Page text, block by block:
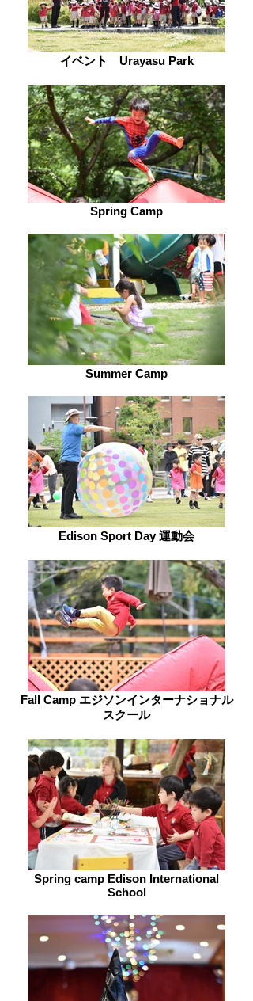
イベント Urayasu Park
Spring Camp
Summer Camp
Edison Sport Day 運動会
Fall Camp エジソンインターナショナル
スクール
Spring camp Edison International
School